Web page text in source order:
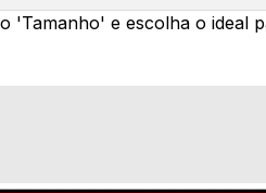
'Tamanho' e escolha o ideal